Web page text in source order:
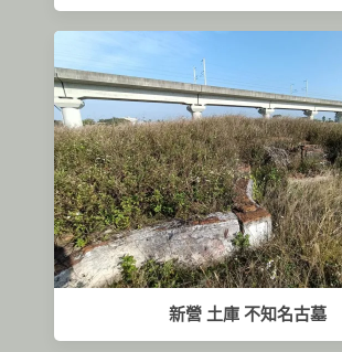
新營 土庫 不知名古墓